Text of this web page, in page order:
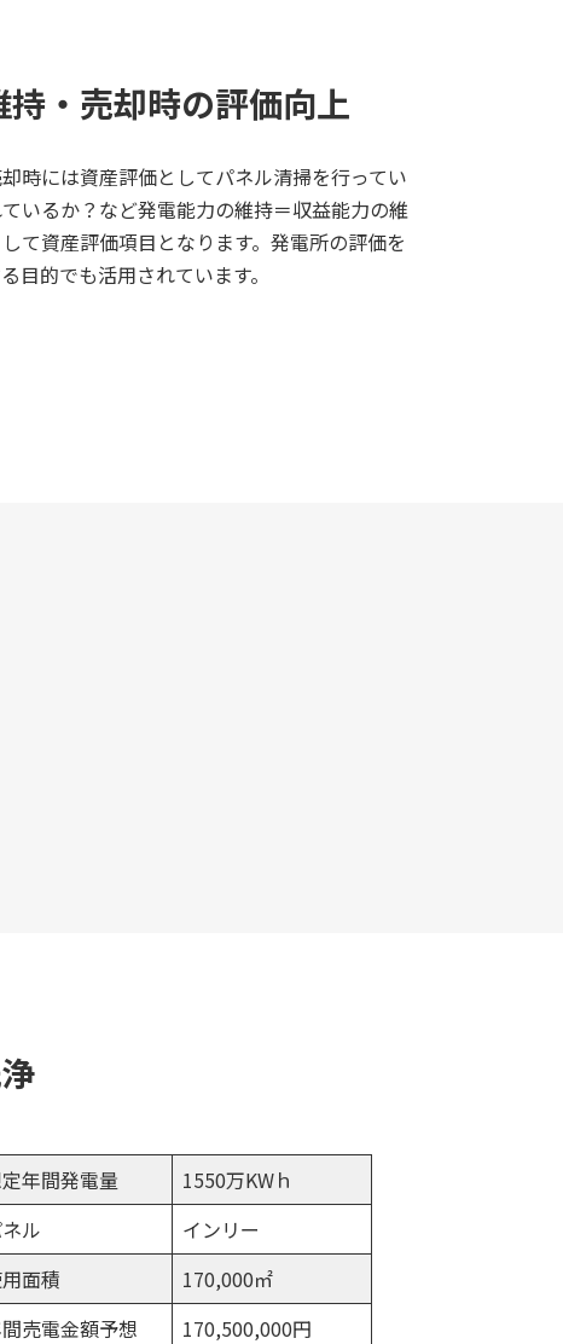
・売却時の評価向上
時には資産評価としてパネル清掃を行ってい
いるか？など発電能力の維持＝収益能力の維
て資産評価項目となります。発電所の評価を
目的でも活用されています。
年間発電量
1550万KWｈ
ル
インリー
面積
170,000㎡
売電金額予想 170,500,000円